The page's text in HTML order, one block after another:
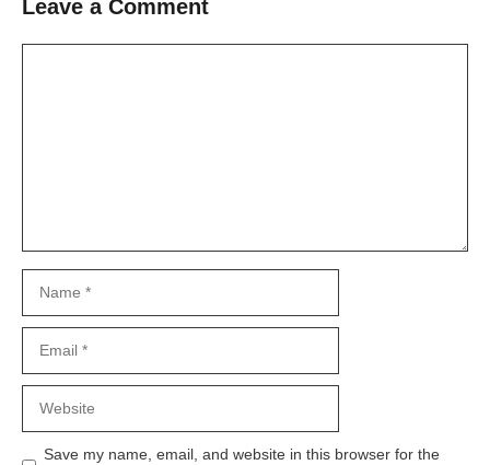
Leave a Comment
Save my name, email, and website in this browser for the